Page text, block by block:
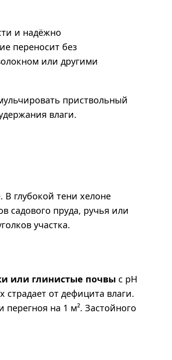
и надёжно
переносит без
или другими
приствольный
влаги.
глубокой тени хелоне
садового пруда, ручья или
участка.
или глинистые почвы с pH
от дефицита влаги.
перегноя на 1 м². Застойного